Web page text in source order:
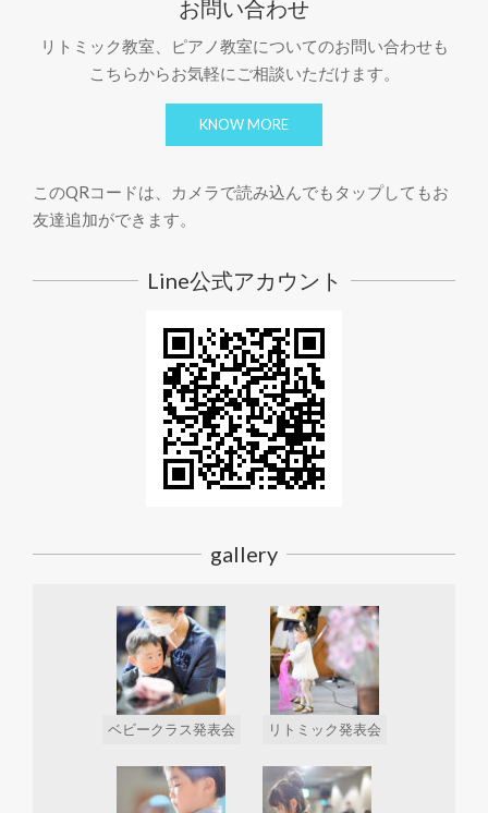
お問い合わせ
リトミック教室、ピアノ教室についてのお問い合わせも
こちらからお気軽にご相談いただけます。
KNOW MORE
このQRコードは、カメラで読み込んでもタップしてもお
友達追加ができます。
Line公式アカウント
gallery
ベビークラス発表会 リトミック発表会